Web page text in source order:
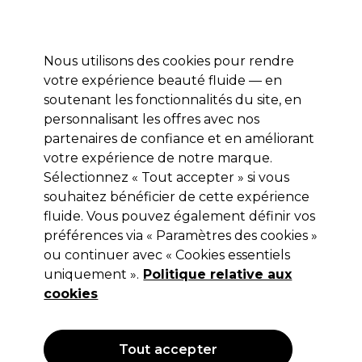
Se connecter
Marques Bons plans ⭐ Coiffure Electro et Matériel
Livraison le lendemain*
Après expédition, du lundi au vendredi
Coiffure Soins Capillaires Shampooing
Shampooing
Filters
Nous utilisons des cookies pour rendre
votre expérience beauté fluide — en
soutenant les fonctionnalités du site, en
personnalisant les offres avec nos
partenaires de confiance et en améliorant
votre expérience de notre marque.
Sélectionnez « Tout accepter » si vous
souhaitez bénéficier de cette expérience
fluide. Vous pouvez également définir vos
préférences via « Paramètres des cookies »
ou continuer avec « Cookies essentiels
uniquement ». Politique relative aux
cookies
Tout accepter